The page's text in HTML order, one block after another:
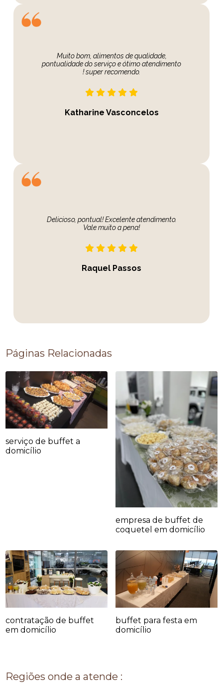
Muito bom, alimentos de qualidade,
pontualidade do serviço e ótimo atendimento
! super recomendo.
Katharine Vasconcelos
Delicioso, pontual! Excelente atendimento.
Vale muito a pena!
Raquel Passos
Páginas Relacionadas
serviço de buffet a
domicílio
empresa de buffet de
coquetel em domicílio
contratação de buffet
em domicílio
buffet para festa em
domicílio
Regiões onde a atende :